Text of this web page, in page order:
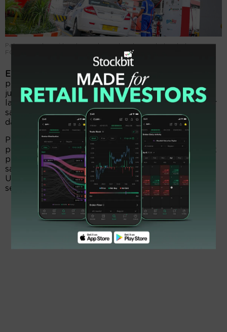
Petugas melayani kendaraan bermotor dengan bahan bakar gas.
FOTO - ISTIMEWA
EmitenNews.com - Perusahaan Gas Negara (PGAS)
per 31 Maret 2025 mencatat laba bersih USD62,01
juta. Melorot 48,80 persen dari episode sama tahun
lalu sejumlah USD121,13 juta. Oleh kebab itu, laba per
saham dasar dan dilusian susut menjadi USD0,003
dari sebelumnya USD0,005.
Pendapatan USD966,56 juta, surplus 1,81 persen dari
posisi sama tahun lalu USD949,33 juta. Beban pokok
pendapatan USD825,94 juta, bengkak dari periode
sama 2024 senilai USD737,55 juta. Laba kotor
USD140,61 juta, anjlok dari posisi sama tahun
sebelumnya sebesar USD211,77 juta.